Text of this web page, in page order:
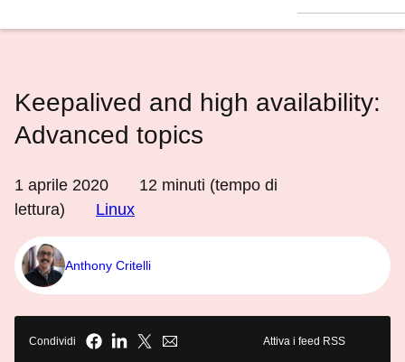
Keepalived and high availability:
Advanced topics
1 aprile 2020 12 minuti (tempo di
lettura)
Linux
Anthony Critelli
Condividi Attiva i feed RSS